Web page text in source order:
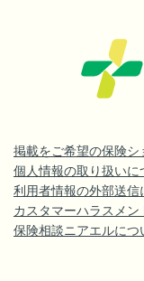
掲載をご希望の保険シ
個人情報の取り扱いに
利用者情報の外部送信
カスタマーハラスメ
保険相談ニアエルにつ